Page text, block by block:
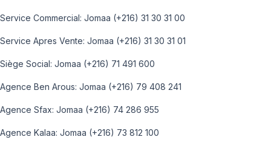
Service Commercial: Jomaa (+216) 31 30 31 00
Service Apres Vente: Jomaa (+216) 31 30 31 01
Siège Social: Jomaa (+216) 71 491 600
Agence Ben Arous: Jomaa (+216) 79 408 241
Agence Sfax: Jomaa (+216) 74 286 955
Agence Kalaa: Jomaa (+216) 73 812 100